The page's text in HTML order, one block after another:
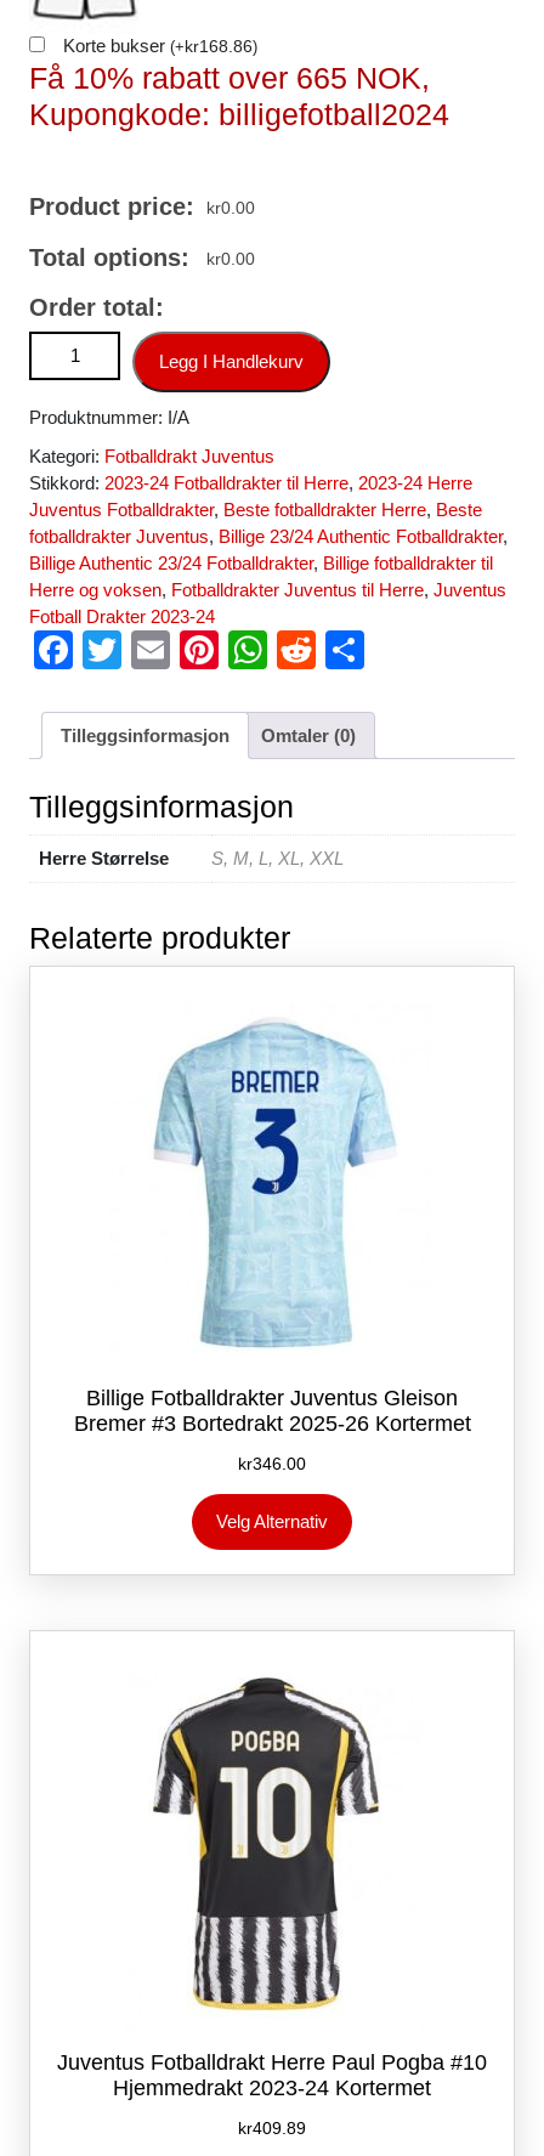
Korte bukser (+kr168.86)
Få 10% rabatt over 665 NOK,
Kupongkode: billigefotball2024
Product price: kr0.00
Total options: kr0.00
Order total:
Juventus Fotballdrakt Herre Gleison Bremer #3
Hjemmedrakt 2023-24 Kortermet antall
Legg I Handlekurv
Produktnummer: I/A
Kategori: Fotballdrakt Juventus
Stikkord: 2023-24 Fotballdrakter til Herre, 2023-24 Herre
Juventus Fotballdrakter, Beste fotballdrakter Herre, Beste
fotballdrakter Juventus, Billige 23/24 Authentic Fotballdrakter,
Billige Authentic 23/24 Fotballdrakter, Billige fotballdrakter til
Herre og voksen, Fotballdrakter Juventus til Herre, Juventus
Fotball Drakter 2023-24
F
c
b
o
o
k
T
tt
E
ail
Pi
er
st
W
at
s
A
p
p
R
d
di
ar
e
Tilleggsinformasjon Omtaler (0)
Tilleggsinformasjon
Herre Størrelse S, M, L, XL, XXL
Relaterte produkter
Billige Fotballdrakter Juventus Gleison
Bremer #3 Bortedrakt 2025-26 Kortermet
kr346.00
Velg Alternativ
produktet
flere
Alternativene
på
produktsiden
Juventus Fotballdrakt Herre Paul Pogba #10
Hjemmedrakt 2023-24 Kortermet
kr409.89